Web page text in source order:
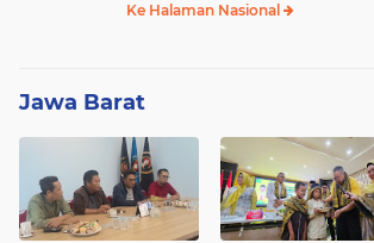
Ke Halaman Nasional
Jawa Barat